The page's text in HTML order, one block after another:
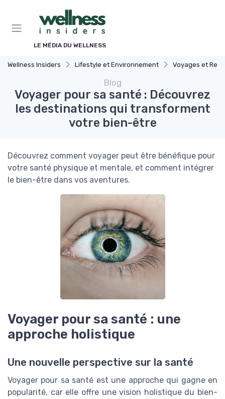
LE MÉDIA DU WELLNESS
Wellness Insiders Lifestyle et Environnement Voyages et
Blog
Voyager pour sa santé : Découvrez
les destinations qui transforment
votre bien-être
Découvrez comment voyager peut être bénéfique pour
votre santé physique et mentale, et comment intégrer
le bien-être dans vos aventures.
Voyager pour sa santé : une
approche holistique
Une nouvelle perspective sur la santé
Voyager pour sa santé est une approche qui gagne en
popularité, car elle offre une vision holistique du bien-